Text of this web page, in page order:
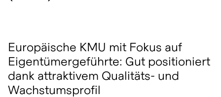
Europäische KMU mit Fokus auf
Eigentümergeführte: Gut positioniert
dank attraktivem Qualitäts- und
Wachstumsprofil